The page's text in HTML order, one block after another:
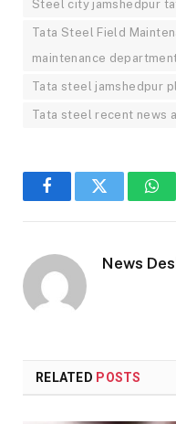
Steel city jamshedpur
Tata Steel Field
maintenance
Tata steel jamshedpur
Tata steel recent news
FacebookTwitter
News
RELATED POSTS